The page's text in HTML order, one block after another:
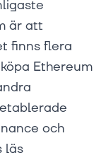
är att
finns flera
Ethereum
och
läs